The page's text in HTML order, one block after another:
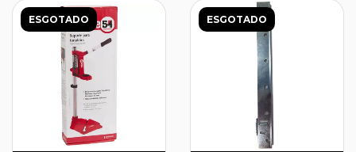
ESGOTADO ESGOTADO